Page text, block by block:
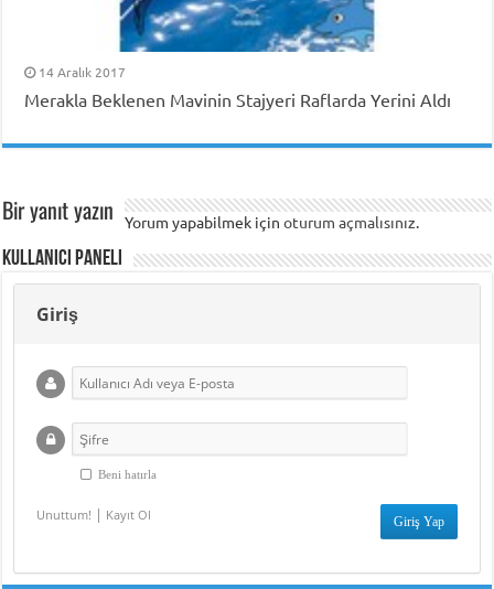
14 Aralık 2017
Merakla Beklenen Mavinin Stajyeri Raflarda Yerini Aldı
Bir yanıt yazın Yorum yapabilmek içinoturum açmalısınız.
Kullanıcı Paneli
Giriş
Beni hatırla
Unuttum! | Kayıt Ol